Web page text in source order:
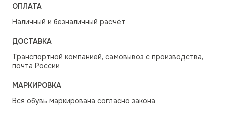
ОПЛАТА
Наличный и безналичный расчёт
ДОСТАВКА
Транспортной компанией, самовывоз с производства,
почта России
МАРКИРОВКА
Вся обувь маркирована согласно закона